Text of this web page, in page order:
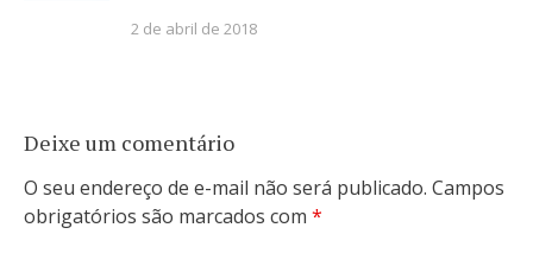
2 de abril de 2018
Deixe um comentário
O seu endereço de e-mail não será publicado. Campos
obrigatórios são marcados com *